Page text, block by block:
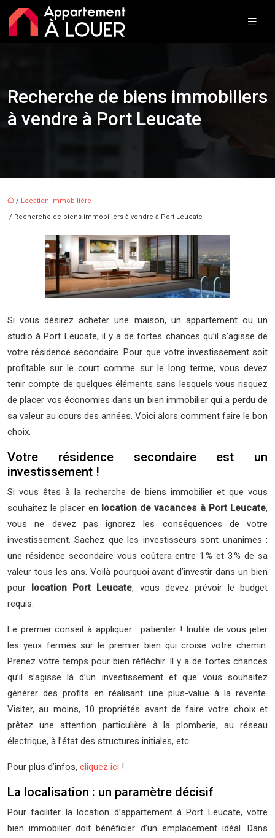
Recherche de biens immobiliers
à vendre à Port Leucate
/ Location immobilière
/ Recherche de biens immobiliers à vendre à Port Leucate
Si vous désirez acheter une maison, un appartement ou un
studio à Port Leucate, il y a de fortes chances qu’il s’agisse de
votre résidence secondaire. Pour que votre investissement soit
profitable sur le court comme sur le long terme, vous devez
tenir compte de quelques éléments sans lesquels vous risquez
de placer vos économies dans un bien immobilier qui a perdu de
sa valeur au cours des années. Voici alors comment faire le bon
choix.
Votre résidence secondaire est un
investissement !
Si vous êtes à la recherche de biens immobilier et que vous
souhaitez le placer en location de vacances à Port Leucate,
vous ne devez pas ignorez les conséquences de votre
investissement. Sachez que les investisseurs sont unanimes :
une résidence secondaire vous coûtera entre 1 % et 3 % de sa
valeur tous les ans. Voilà pourquoi avant d’investir dans un bien
pour location Port Leucate, vous devez prévoir le budget
requis.
Le premier conseil à appliquer : patienter ! Inutile de vous jeter
les yeux fermés sur le premier bien qui croise votre chemin.
Prenez votre temps pour bien réfléchir. Il y a de fortes chances
qu’il s’agisse là d’un investissement et que vous souhaitez
générer des profits en réalisant une plus-value à la revente.
Visiter, au moins, 10 propriétés avant de faire votre choix et
prêtez une attention particulière à la plomberie, au réseau
électrique, à l’état des structures initiales, etc.
Pour plus d’infos, cliquez ici !
La localisation : un paramètre décisif
Pour faciliter la location d’appartement à Port Leucate, votre
bien immobilier doit bénéficier d’un emplacement idéal. Dans